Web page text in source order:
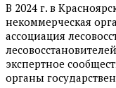
В 2024 г. в
некоммерческая
ассоциация
экспертное
органы